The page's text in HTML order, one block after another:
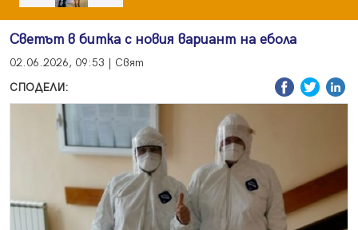
Светът в битка с новия вариант на ебола
02.06.2026, 09:53 | Свят
СПОДЕЛИ: